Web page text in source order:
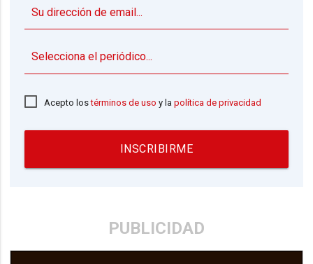
Acepto lostérminos de uso y lapolítica de privacidad
INSCRIBIRME
PUBLICIDAD